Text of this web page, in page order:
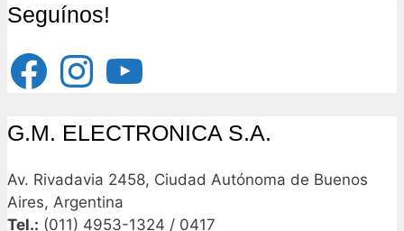
Seguínos!
FacebookInstagramYouTube
G.M. ELECTRONICA S.A.
Av. Rivadavia 2458, Ciudad Autónoma de Buenos
Aires, Argentina
Tel.: (011) 4953-1324 / 0417